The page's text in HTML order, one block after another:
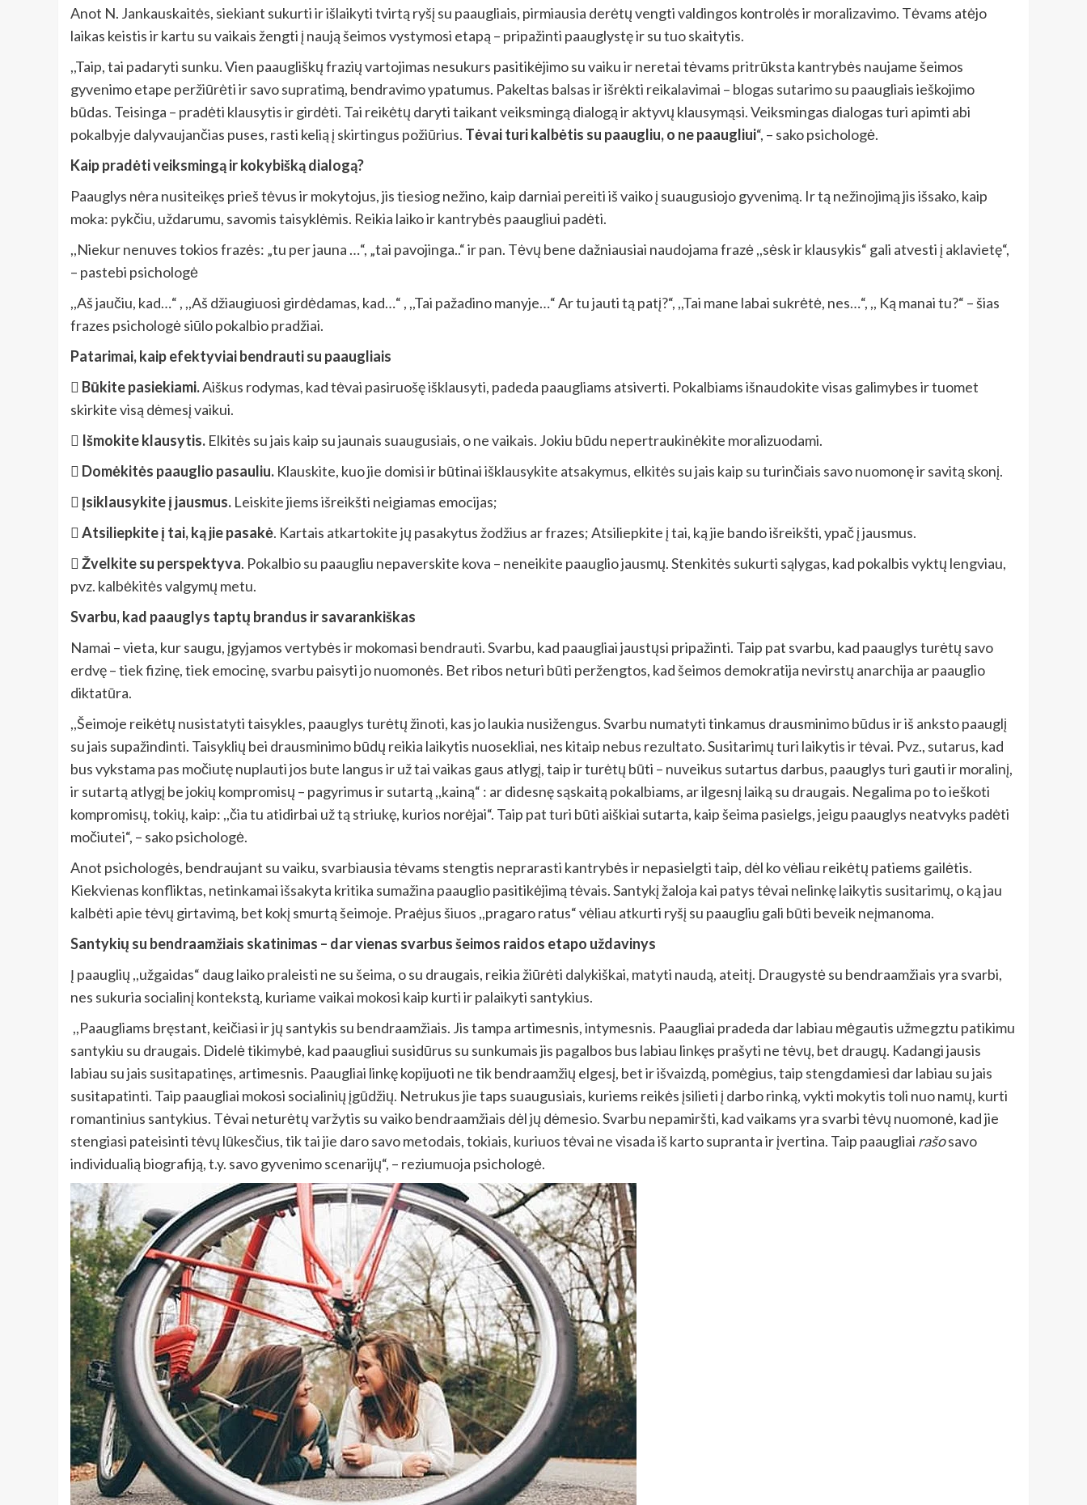
Anot N. Jankauskaitės, siekiant sukurti ir išlaikyti tvirtą ryšį su paaugliais, pirmiausia derėtų vengti valdingos kontrolės ir moralizavimo. Tėvams atėjo
laikas keistis ir kartu su vaikais žengti į naują šeimos vystymosi etapą – pripažinti paauglystę ir su tuo skaitytis.
,,Taip, tai padaryti sunku. Vien paaugliškų frazių vartojimas nesukurs pasitikėjimo su vaiku ir neretai tėvams pritrūksta kantrybės naujame šeimos
gyvenimo etape peržiūrėti ir savo supratimą, bendravimo ypatumus. Pakeltas balsas ir išrėkti reikalavimai – blogas sutarimo su paaugliais ieškojimo
būdas. Teisinga – pradėti klausytis ir girdėti. Tai reikėtų daryti taikant veiksmingą dialogą ir aktyvų klausymąsi. Veiksmingas dialogas turi apimti abi
pokalbyje dalyvaujančias puses, rasti kelią į skirtingus požiūrius. Tėvai turi kalbėtis su paaugliu, o ne paaugliui“, – sako psichologė.
Kaip pradėti veiksmingą ir kokybišką dialogą?
Paauglys nėra nusiteikęs prieš tėvus ir mokytojus, jis tiesiog nežino, kaip darniai pereiti iš vaiko į suaugusiojo gyvenimą. Ir tą nežinojimą jis išsako, kaip
moka: pykčiu, uždarumu, savomis taisyklėmis. Reikia laiko ir kantrybės paaugliui padėti.
,,Niekur nenuves tokios frazės: „tu per jauna …“, „tai pavojinga..“ ir pan. Tėvų bene dažniausiai naudojama frazė ,,sėsk ir klausykis“ gali atvesti į aklavietę“,
– pastebi psichologė
,,Aš jaučiu, kad…“ , ,,Aš džiaugiuosi girdėdamas, kad…“ , ,,Tai pažadino manyje…“ Ar tu jauti tą patį?“, ,,Tai mane labai sukrėtė, nes…“, ,, Ką manai tu?“ – šias
frazes psichologė siūlo pokalbio pradžiai.
Patarimai, kaip efektyviai bendrauti su paaugliais
 Būkite pasiekiami.Aiškus rodymas, kad tėvai pasiruošę išklausyti, padeda paaugliams atsiverti. Pokalbiams išnaudokite visas galimybes ir tuomet
skirkite visą dėmesį vaikui.
 Išmokite klausytis. Elkitės su jais kaip su jaunais suaugusiais, o ne vaikais. Jokiu būdu nepertraukinėkite moralizuodami.
 Domėkitės paauglio pasauliu. Klauskite, kuo jie domisi ir būtinai išklausykite atsakymus, elkitės su jais kaip su turinčiais savo nuomonę ir savitą skonį.
 Įsiklausykite į jausmus. Leiskite jiems išreikšti neigiamas emocijas;
 Atsiliepkite į tai, ką jie pasakė. Kartais atkartokite jų pasakytus žodžius ar frazes; Atsiliepkite į tai, ką jie bando išreikšti, ypač į jausmus.
 Žvelkite su perspektyva. Pokalbio su paaugliu nepaverskite kova – neneikite paauglio jausmų. Stenkitės sukurti sąlygas, kad pokalbis vyktų lengviau,
pvz. kalbėkitės valgymų metu.
Svarbu, kad paauglys taptų brandus ir savarankiškas
Namai – vieta, kur saugu, įgyjamos vertybės ir mokomasi bendrauti. Svarbu, kad paaugliai jaustųsi pripažinti. Taip pat svarbu, kad paauglys turėtų savo
erdvę – tiek fizinę, tiek emocinę, svarbu paisyti jo nuomonės. Bet ribos neturi būti peržengtos, kad šeimos demokratija nevirstų anarchija ar paauglio
diktatūra.
,,Šeimoje reikėtų nusistatyti taisykles, paauglys turėtų žinoti, kas jo laukia nusižengus. Svarbu numatyti tinkamus drausminimo būdus ir iš anksto paauglį
su jais supažindinti. Taisyklių bei drausminimo būdų reikia laikytis nuosekliai, nes kitaip nebus rezultato. Susitarimų turi laikytis ir tėvai. Pvz., sutarus, kad
bus vykstama pas močiutę nuplauti jos bute langus ir už tai vaikas gaus atlygį, taip ir turėtų būti – nuveikus sutartus darbus, paauglys turi gauti ir moralinį,
ir sutartą atlygį be jokių kompromisų – pagyrimus ir sutartą ,,kainą“ : ar didesnę sąskaitą pokalbiams, ar ilgesnį laiką su draugais. Negalima po to ieškoti
kompromisų, tokių, kaip: ,,čia tu atidirbai už tą striukę, kurios norėjai“. Taip pat turi būti aiškiai sutarta, kaip šeima pasielgs, jeigu paauglys neatvyks padėti
močiutei“, – sako psichologė.
Anot psichologės, bendraujant su vaiku, svarbiausia tėvams stengtis neprarasti kantrybės ir nepasielgti taip, dėl ko vėliau reikėtų patiems gailėtis.
Kiekvienas konfliktas, netinkamai išsakyta kritika sumažina paauglio pasitikėjimą tėvais. Santykį žaloja kai patys tėvai nelinkę laikytis susitarimų, o ką jau
kalbėti apie tėvų girtavimą, bet kokį smurtą šeimoje. Praėjus šiuos ,,pragaro ratus“ vėliau atkurti ryšį su paaugliu gali būti beveik neįmanoma.
Santykių su bendraamžiais skatinimas – dar vienas svarbus šeimos raidos etapo uždavinys
Į paauglių ,,užgaidas“ daug laiko praleisti ne su šeima, o su draugais, reikia žiūrėti dalykiškai, matyti naudą, ateitį. Draugystė su bendraamžiais yra svarbi,
nes sukuria socialinį kontekstą, kuriame vaikai mokosi kaip kurti ir palaikyti santykius.
,,Paaugliams bręstant, keičiasi ir jų santykis su bendraamžiais. Jis tampa artimesnis, intymesnis. Paaugliai pradeda dar labiau mėgautis užmegztu patikimu
santykiu su draugais. Didelė tikimybė, kad paaugliui susidūrus su sunkumais jis pagalbos bus labiau linkęs prašyti ne tėvų, bet draugų. Kadangi jausis
labiau su jais susitapatinęs, artimesnis. Paaugliai linkę kopijuoti ne tik bendraamžių elgesį, bet ir išvaizdą, pomėgius, taip stengdamiesi dar labiau su jais
susitapatinti. Taip paaugliai mokosi socialinių įgūdžių. Netrukus jie taps suaugusiais, kuriems reikės įsilieti į darbo rinką, vykti mokytis toli nuo namų, kurti
romantinius santykius. Tėvai neturėtų varžytis su vaiko bendraamžiais dėl jų dėmesio. Svarbu nepamiršti, kad vaikams yra svarbi tėvų nuomonė, kad jie
stengiasi pateisinti tėvų lūkesčius, tik tai jie daro savo metodais, tokiais, kuriuos tėvai ne visada iš karto supranta ir įvertina. Taip paaugliai rašosavo
individualią biografiją, t.y. savo gyvenimo scenarijų“, – reziumuoja psichologė.